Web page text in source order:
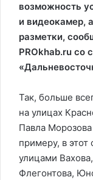
возможность
и видеокамер,
разметки,
PROkhab.ru со
Так, больше
на улицах
Павла
примеру, в этот
улицами
Флегонтова,